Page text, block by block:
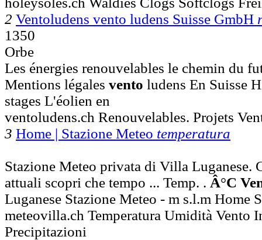
2 Ventoludens vento ludens Suisse GmbH
1350
Orbe
Les énergies renouvelables le chemin du
Mentions légales vento ludens En Suisse
stages L'éolien en
ventoludens.ch Renouvelables. Projets
3 Home | Stazione Meteo temperatura
Stazione Meteo privata di Villa Luganese.
attuali scopri che tempo ... Temp. . Â°C
Luganese Stazione Meteo - m s.l.m Home
meteovilla.ch Temperatura Umidità Vento
Precipitazioni